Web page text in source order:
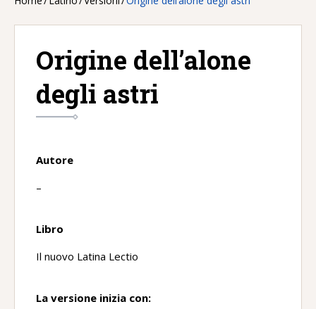
Origine dell’alone
degli astri
Autore
–
Libro
Il nuovo Latina Lectio
La versione inizia con: